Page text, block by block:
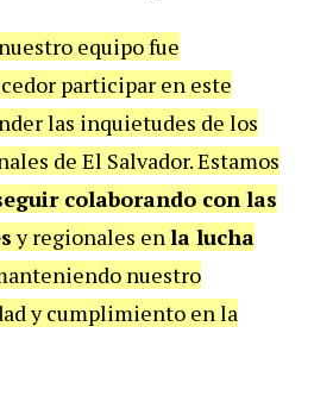
equipo fue
participar en este
las inquietudes de los
de El Salvador. Estamos
colaborando con las
y regionales enla lucha
nuestro
y cumplimiento en la